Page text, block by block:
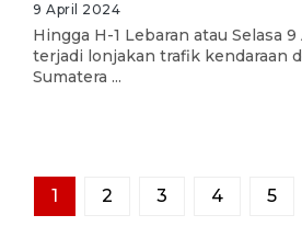
9 April 2024
Hingga H-1 Lebaran atau Selasa
terjadi lonjakan trafik kendaraan
Sumatera ...
1 2 3 4 5